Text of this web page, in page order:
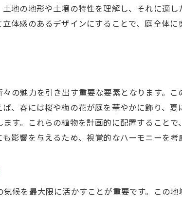
四季を通じて変化を楽しむ庭造りのヒント
庭の自然美を最大限に引き出す方法
初心者向けの簡単な庭デザイン
庭作りで失敗しないためのポイント
造園費用を抑えるアイデア
プロに頼らずにできる庭の手入れ
地域特有の土壌と植物の関係
地の地形や土壌の特性を理解し、それに適
体感のあるデザインにすることで、庭全体
の魅力を引き出す重要な要素となります。
、春には桜や梅の花が庭を華やかに飾り、
す。これらの植物を計画的に配置すること
影響を与えるため、視覚的なハーモニーを考
候を最大限に活かすことが重要です。この